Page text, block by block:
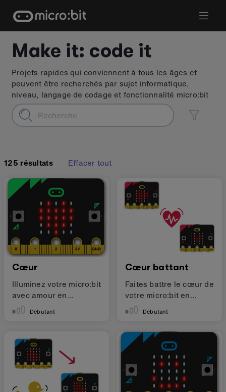
content
Make it: code it
Projets rapides qui conviennent à tous les âges et
peuvent être recherchés par sujet informatique,
niveau, langage de codage et fonctionnalité micro:bit
125 résultats Effacer tout
Cœur
Illuminez votre micro:bit
avec amour en
montrant un cœur
Débutant
Cœur battant
Faites battre le cœur de
votre micro:bit en
utilisant des boucles
Débutant